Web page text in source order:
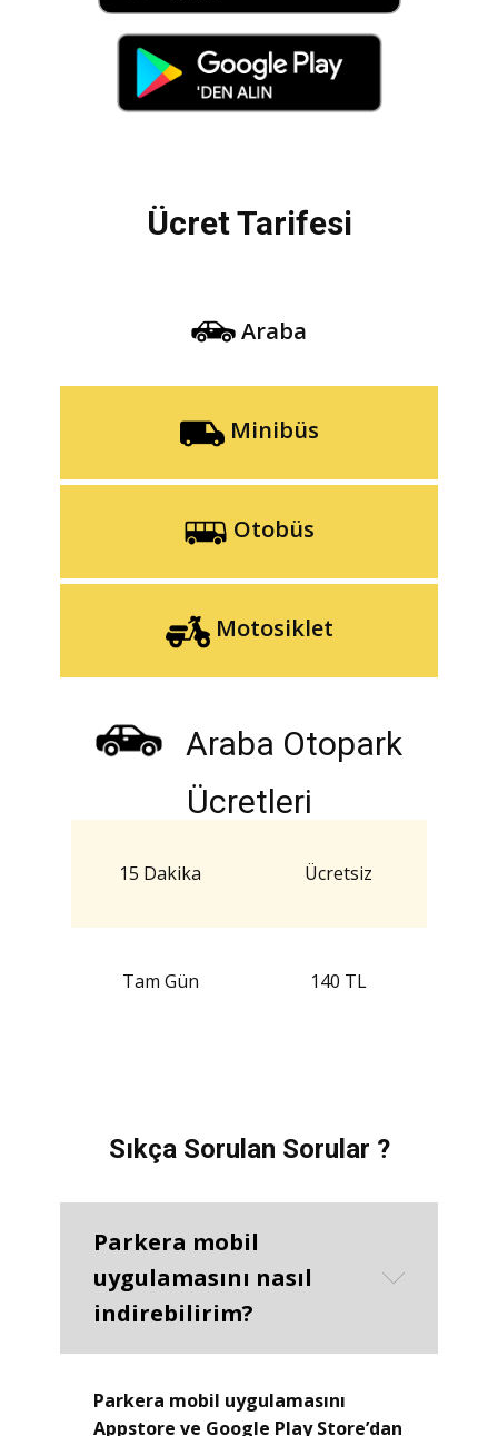
Ücret Tarifesi
Araba
Minibüs
Otobüs
Motosiklet
Araba Otopark
Ücretleri
15 Dakika Ücretsiz
Tam Gün 140 TL
Sıkça Sorulan Sorular ?
Parkera mobil
uygulamasını nasıl
indirebilirim?
Parkera mobil uygulamasını
Appstore ve Google Play Store’dan